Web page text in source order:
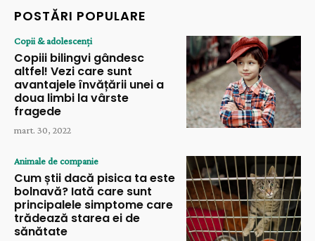
POSTĂRI POPULARE
Copii & adolescenți
Copiii bilingvi gândesc
altfel! Vezi care sunt
avantajele învățării unei a
doua limbi la vârste
fragede
mart. 30, 2022
Animale de companie
Cum știi dacă pisica ta este
bolnavă? Iată care sunt
principalele simptome care
trădează starea ei de
sănătate